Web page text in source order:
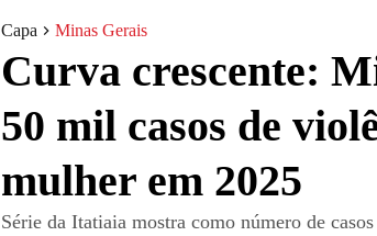
Capa Minas Gerais
Curva crescente:
50 mil casos de
mulher em 2025
Série da Itatiaia mostra como número de